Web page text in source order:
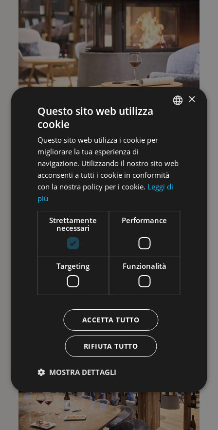
×
Questo sito web utilizza
cookie
Questo sito web utilizza i cookie per
migliorare la tua esperienza di
navigazione. Utilizzando il nostro sito web
acconsenti a tutti i cookie in conformità
con la nostra policy per i cookie. Leggi di
più
Strettamente
necessari
Performance
Targeting Funzionalità
ACCETTA TUTTO
RIFIUTA TUTTO
MOSTRA DETTAGLI